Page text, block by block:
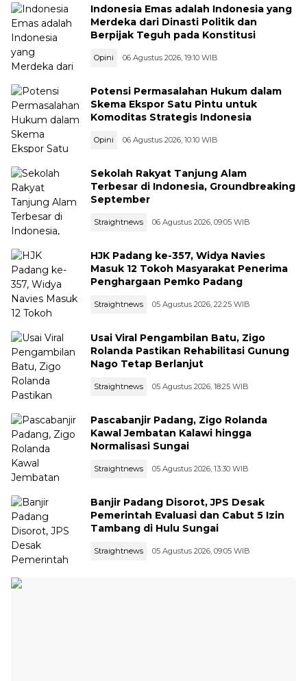
Indonesia Emas adalah Indonesia yang
Merdeka dari Dinasti Politik dan
Berpijak Teguh pada Konstitusi
Opini 06 Agustus 2026, 19:10 WIB
Potensi Permasalahan Hukum dalam
Skema Ekspor Satu Pintu untuk
Komoditas Strategis Indonesia
Opini 06 Agustus 2026, 10:10 WIB
Sekolah Rakyat Tanjung Alam
Terbesar di Indonesia, Groundbreaking
September
Straightnews 06 Agustus 2026, 09:05 WIB
HJK Padang ke-357, Widya Navies
Masuk 12 Tokoh Masyarakat Penerima
Penghargaan Pemko Padang
Straightnews 05 Agustus 2026, 22:25 WIB
Usai Viral Pengambilan Batu, Zigo
Rolanda Pastikan Rehabilitasi Gunung
Nago Tetap Berlanjut
Straightnews 05 Agustus 2026, 18:25 WIB
Pascabanjir Padang, Zigo Rolanda
Kawal Jembatan Kalawi hingga
Normalisasi Sungai
Straightnews 05 Agustus 2026, 13:30 WIB
Banjir Padang Disorot, JPS Desak
Pemerintah Evaluasi dan Cabut 5 Izin
Tambang di Hulu Sungai
Straightnews 05 Agustus 2026, 09:05 WIB